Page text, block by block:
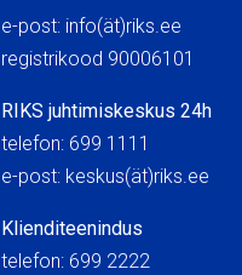
e-post: info(ät)riks.ee
registrikood 90006101
RIKS juhtimiskeskus 24h
telefon: 699 1111
e-post:
Klienditeenindus
telefon: 699 2222